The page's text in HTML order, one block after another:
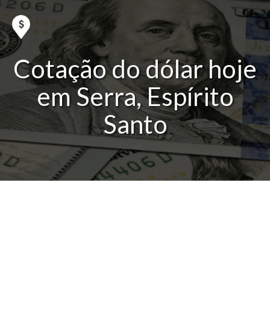
Cotação do dólar hoje
em Serra, Espírito
Santo